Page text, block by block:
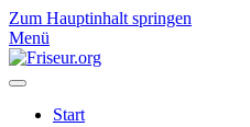
Zum Hauptinhalt springen
Menü
Start